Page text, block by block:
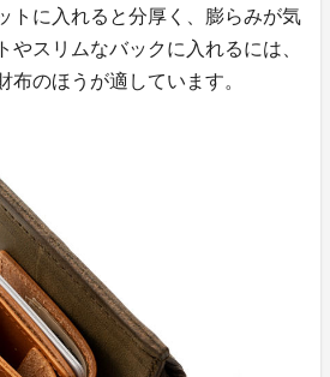
トに入れると分厚く、膨らみが気
やスリムなバックに入れるには、
布のほうが適しています。